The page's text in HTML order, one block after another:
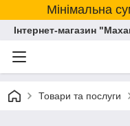
Мінімальна
Інтернет-магазин
Товари та послуги